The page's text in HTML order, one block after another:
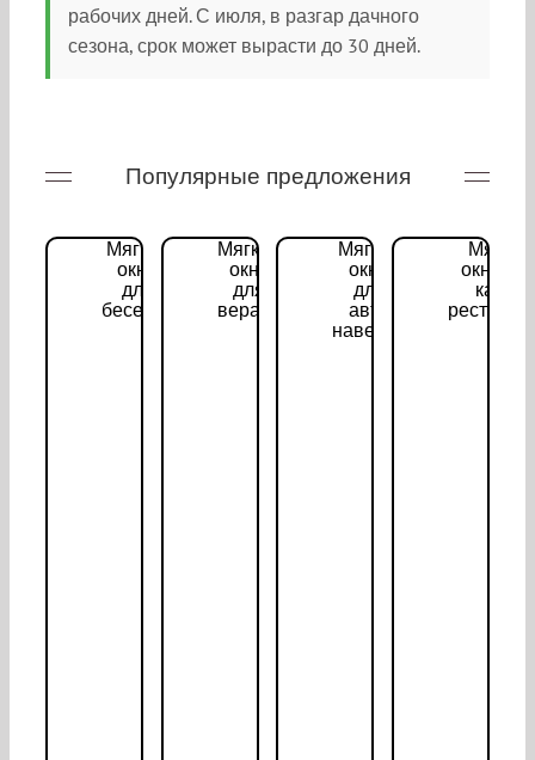
рабочих дней. С июля, в разгар дачного
сезона, срок может вырасти до 30 дней.
Популярные предложения
Мягкие
окна
для
беседок
Мягкие
окна
для
веранд
Мягкие
окна
для
авто
навесов
Мягкие
окна
кафе,